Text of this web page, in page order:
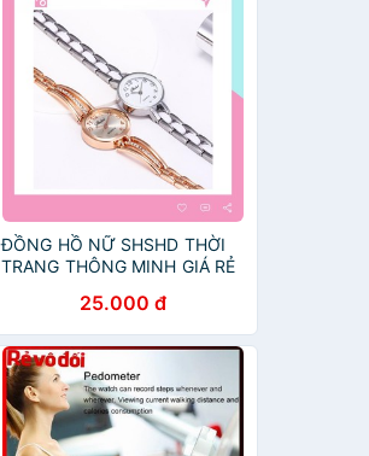
ĐỒNG HỒ NỮ SHSHD THỜI
TRANG THÔNG MINH GIÁ RẺ
25.000 đ